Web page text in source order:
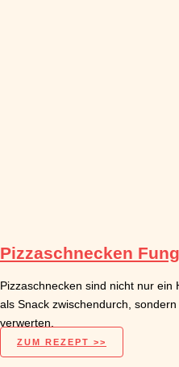
Pizzaschnecken
Pizzaschnecken sind nicht nur
als Snack zwischendurch,
verwerten.
ZUM REZEPT >>